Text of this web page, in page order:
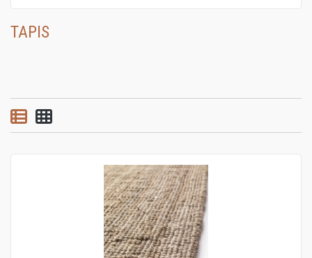
TAPIS
Vue par liste
Vue par grille